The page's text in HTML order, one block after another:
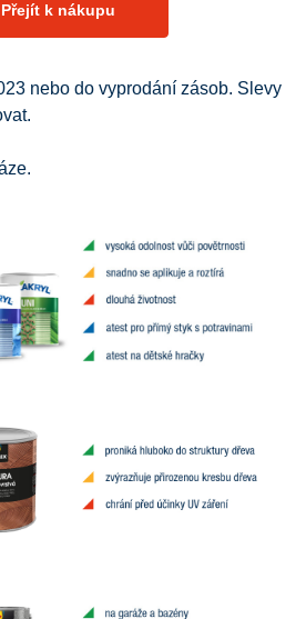
Přejít k nákupu
nebo do vyprodání zásob. Slevy